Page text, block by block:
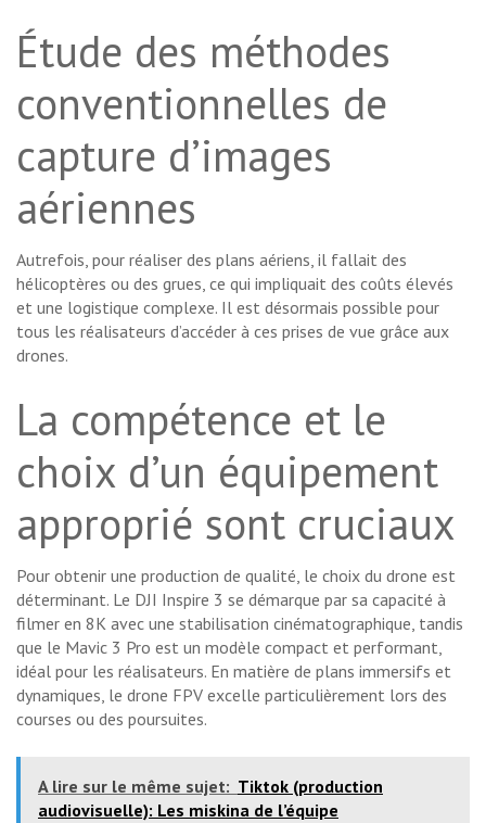
Étude des méthodes
conventionnelles de
capture d’images
aériennes
Autrefois, pour réaliser des plans aériens, il fallait des
hélicoptères ou des grues, ce qui impliquait des coûts élevés
et une logistique complexe. Il est désormais possible pour
tous les réalisateurs d’accéder à ces prises de vue grâce aux
drones.
La compétence et le
choix d’un équipement
approprié sont cruciaux
Pour obtenir une production de qualité, le choix du drone est
déterminant. Le DJI Inspire 3 se démarque par sa capacité à
filmer en 8K avec une stabilisation cinématographique, tandis
que le Mavic 3 Pro est un modèle compact et performant,
idéal pour les réalisateurs. En matière de plans immersifs et
dynamiques, le drone FPV excelle particulièrement lors des
courses ou des poursuites.
A lire sur le même sujet: Tiktok (production
audiovisuelle): Les miskina de l’équipe